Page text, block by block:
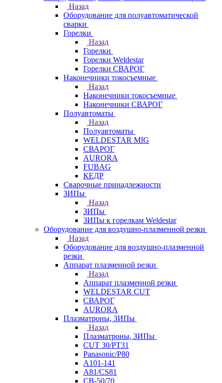
Назад
Оборудование для полуавтоматической
сварки
Горелки
Назад
Горелки
Горелки Weldestar
Горелки СВАРОГ
Наконечники токосъемные
Назад
Наконечники токосъемные
Наконечники СВАРОГ
Полуавтоматы
Назад
Полуавтоматы
WELDESTAR MIG
СВАРОГ
AURORA
FUBAG
КЕДР
Сварочные принадлежности
ЗИПы
Назад
ЗИПы
ЗИПы к горелкам Weldestar
Оборудование для воздушно-плазменной резки
Назад
Оборудование для воздушно-плазменной
резки
Аппарат плазменной резки
Назад
Аппарат плазменной резки
WELDESTAR CUT
СВАРОГ
AURORA
Плазматроны, ЗИПы
Назад
Плазматроны, ЗИПы
CUT 30/PT31
Panasonic/P80
А101-141
А81/CS81
СВ-50/70